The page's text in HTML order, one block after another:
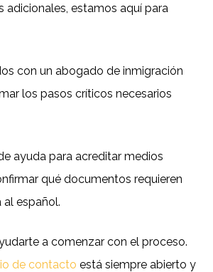
adicionales, estamos aquí para
con un abogado de inmigración
los pasos críticos necesarios
ayuda para acreditar medios
qué documentos requieren
español.
a comenzar con el proceso.
de contacto está siempre abierto y